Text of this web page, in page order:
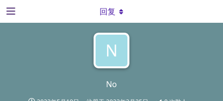
N
No
回复